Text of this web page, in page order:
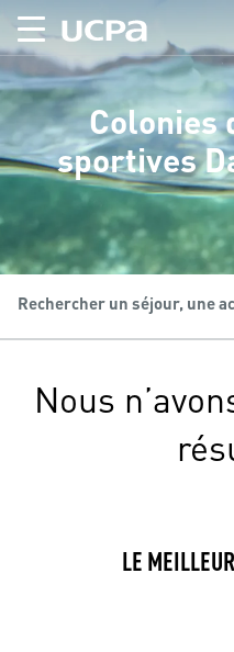
Colonies
sportives
Nous
LE